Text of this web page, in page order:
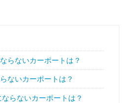
らないカーポートは？
ないカーポートは？
らないカーポートは？